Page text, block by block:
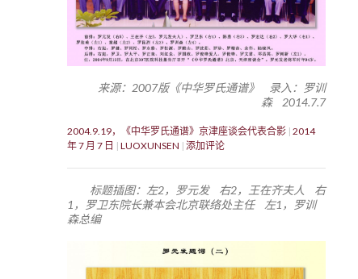
来源：2007版《中华罗氏通谱》 录入：罗训
森 2014.7.7
2004.9.19，《中华罗氏通谱》京津座谈会代表合影 2014
年 7 月 7 日
LUOXUNSEN 添加评论
标题插图：左2，罗元发 右2，王在齐夫人 右
1，罗卫东院长兼本会北京联络处主任 左1，罗训
森总编